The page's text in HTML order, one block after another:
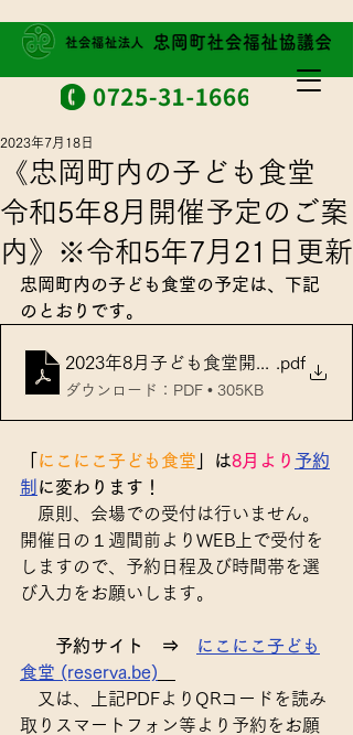
《忠岡町内の子ども食堂
令和5年8月開催予定のご案
内》※令和5年7月21日更新
2023年7月18日
忠岡町内の子ども食堂の予定は、下記
のとおりです。
2023年8月子ども食堂開催予定
.pdf
ダウンロード：PDF • 305KB
にこにこ子ども食堂 」は8月より 予約
制 に変わります！
原則、会場での受付は行いません。
開催日の１週間前よりWEB上で受付を
しますので、予約日程及び時間帯を選
び入力をお願いします。
予約サイト　⇒
にこにこ子ども
食堂 (reserva.be)
又は、上記PDFよりQRコードを読み
取りスマートフォン等より予約をお願